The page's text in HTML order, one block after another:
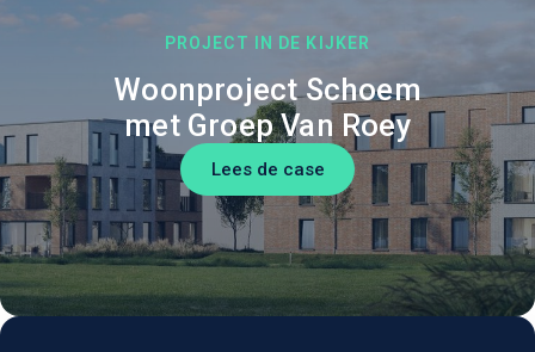
PROJECT IN DE KIJKER
Woonproject Schoem
met Groep Van Roey
Lees de case